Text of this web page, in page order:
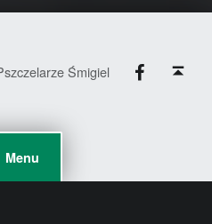
Menu
Śmigiel